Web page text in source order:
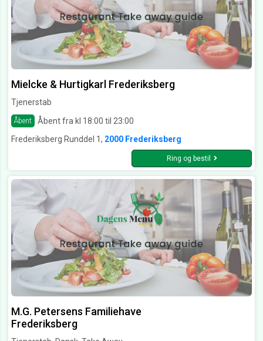
Mielcke & Hurtigkarl Frederiksberg
Tjenerstab
Åbent
Åbent fra kl 18:00 til 23:00
Frederiksberg Runddel 1, 2000 Frederiksberg
Ring og bestil
M.G. Petersens Familiehave
Frederiksberg